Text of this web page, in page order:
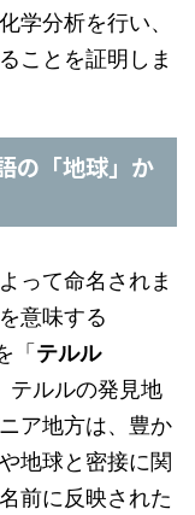
学分析を行い、
ことを証明しま
の「地球」か
って命名されま
意味する
「 テルル
テルルの発見地
ア地方は、豊か
地球と密接に関
前に反映された